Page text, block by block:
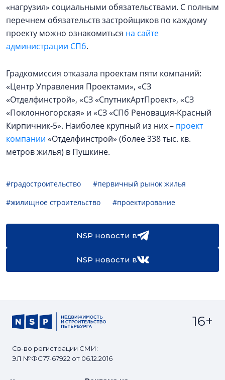
«нагрузил» социальными обязательствами. С полным
перечнем обязательств застройщиков по каждому
проекту можно ознакомиться на сайте
администрации СПб.
Градкомиссия отказала проектам пяти компаний:
«Центр Управления Проектами», «СЗ
«Отделфинстрой», «СЗ «СпутникАртПроект», «СЗ
«Поклонногорская» и «СЗ «СПб Реновация-Красный
Кирпичник-5». Наиболее крупный из них – проект
компании «Отделфинстрой» (более 338 тыс. кв.
метров жилья) в Пушкине.
#градостроительство
#первичный рынок жилья
#жилищное строительство
#проектирование
NSP новости в
NSP новости в
Св-во регистрации СМИ:
ЭЛ №ФС77-67922 от 06.12.2016
16+